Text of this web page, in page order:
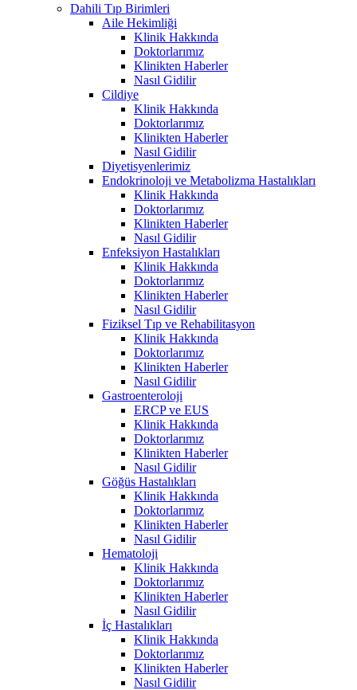
Dahili Tıp Birimleri
Aile Hekimliği
Klinik Hakkında
Doktorlarımız
Klinikten Haberler
Nasıl Gidilir
Cildiye
Klinik Hakkında
Doktorlarımız
Klinikten Haberler
Nasıl Gidilir
Diyetisyenlerimiz
Endokrinoloji ve Metabolizma Hastalıkları
Klinik Hakkında
Doktorlarımız
Klinikten Haberler
Nasıl Gidilir
Enfeksiyon Hastalıkları
Klinik Hakkında
Doktorlarımız
Klinikten Haberler
Nasıl Gidilir
Fiziksel Tıp ve Rehabilitasyon
Klinik Hakkında
Doktorlarımız
Klinikten Haberler
Nasıl Gidilir
Gastroenteroloji
ERCP ve EUS
Klinik Hakkında
Doktorlarımız
Klinikten Haberler
Nasıl Gidilir
Göğüs Hastalıkları
Klinik Hakkında
Doktorlarımız
Klinikten Haberler
Nasıl Gidilir
Hematoloji
Klinik Hakkında
Doktorlarımız
Klinikten Haberler
Nasıl Gidilir
İç Hastalıkları
Klinik Hakkında
Doktorlarımız
Klinikten Haberler
Nasıl Gidilir